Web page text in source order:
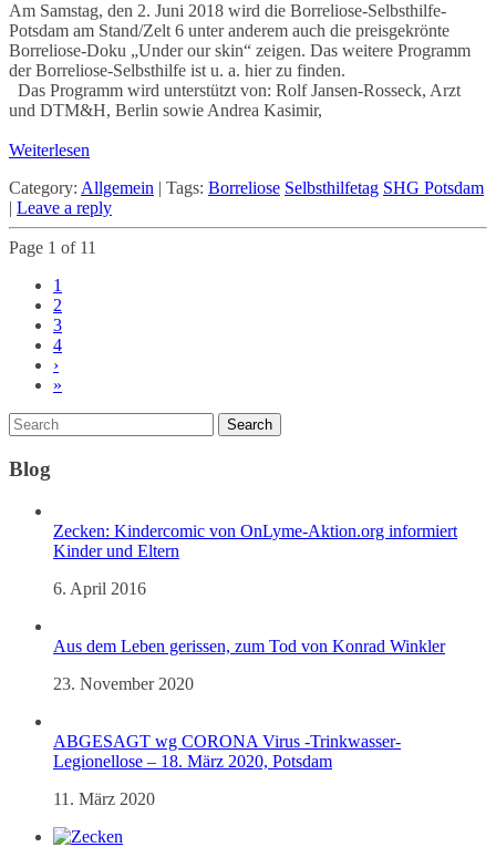
Am Samstag, den 2. Juni 2018 wird die Borreliose-Selbsthilfe-
Potsdam am Stand/Zelt 6 unter anderem auch die preisgekrönte
Borreliose-Doku „Under our skin“ zeigen. Das weitere Programm
der Borreliose-Selbsthilfe ist u. a. hier zu finden.
Das Programm wird unterstützt von: Rolf Jansen-Rosseck, Arzt
und DTM&H, Berlin sowie Andrea Kasimir,
Weiterlesen
Category: Allgemein | Tags: Borreliose Selbsthilfetag SHG Potsdam
| Leave a reply
Page 1 of 11
1
2
3
4
›
»
Blog
Zecken: Kindercomic von OnLyme-Aktion.org informiert
Kinder und Eltern
6. April 2016
Aus dem Leben gerissen, zum Tod von Konrad Winkler
23. November 2020
ABGESAGT wg CORONA Virus -Trinkwasser-
Legionellose – 18. März 2020, Potsdam
11. März 2020